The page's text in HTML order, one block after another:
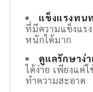
แข็งแรงทน
ที่มีความแข็งแร
หนักได้มาก
ดูแลรักษาง่า
ได้ง่าย เพียงแค่
ทำความสะอาด